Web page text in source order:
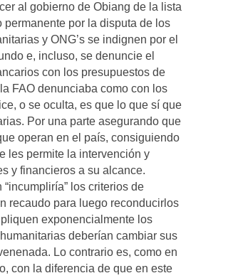
al gobierno de Obiang de la lista
por la disputa de los
y ONG’s se indignen por el
e, incluso, se denuncie el
con los presupuestos de
FAO denunciaba como con los
o se oculta, es que lo que sí que
Por una parte asegurando que
operan en el país, consiguiendo
les permite la intervención y
y financieros a su alcance.
los criterios de
recaudo para luego reconducirlos
exponencialmente los
deberían cambiar sus
Lo contrario es, como en
con la diferencia de que en este